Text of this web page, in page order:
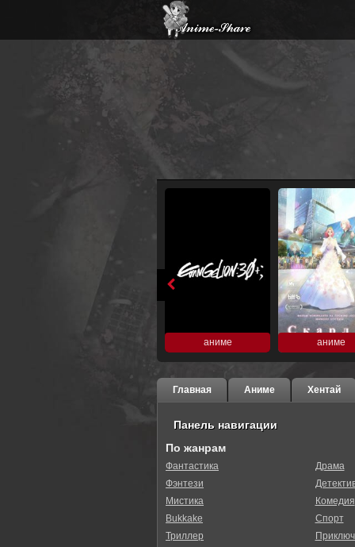
аниме аниме
Главная Аниме Хентай
Панель навигации
По жанрам
Фантастика
Фэнтези
Мистика
Bukkake
Триллер
Драма
Комедия
Спорт